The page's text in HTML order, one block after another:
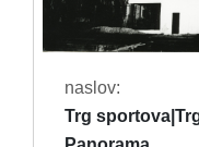
naslov:
Trg